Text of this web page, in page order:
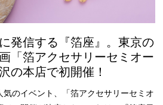
発信する『箔座』。東京の
「箔アクセサリーセミオー
の本店で初開催！
のイベント、「箔アクセサリーセミオ